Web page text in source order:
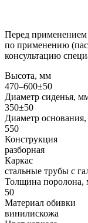
Перед применением
по применению
консультацию
Высота, мм
470–600±50
Диаметр сиденья,
350±50
Диаметр
550
Конструкция
разборная
Каркас
стальные трубы с
Толщина поролона,
50
Материал обивки
винилискожа